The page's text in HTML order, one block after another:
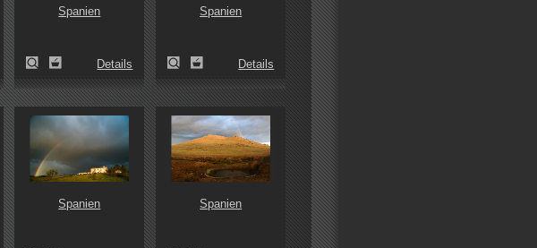
Spanien
Details
Spanien
Details
Spanien Spanien